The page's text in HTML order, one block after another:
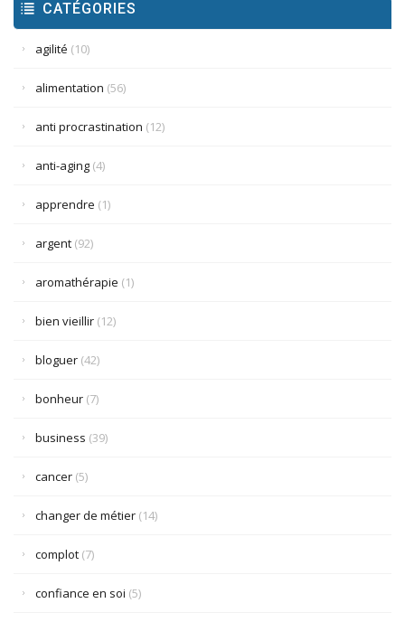
CATÉGORIES
agilité (10)
alimentation (56)
anti procrastination (12)
anti-aging (4)
apprendre (1)
argent (92)
aromathérapie (1)
bien vieillir (12)
bloguer (42)
bonheur (7)
business (39)
cancer (5)
changer de métier (14)
complot (7)
confiance en soi (5)